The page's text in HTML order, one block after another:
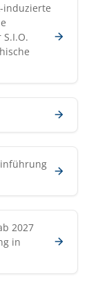
induzierte
2027
in